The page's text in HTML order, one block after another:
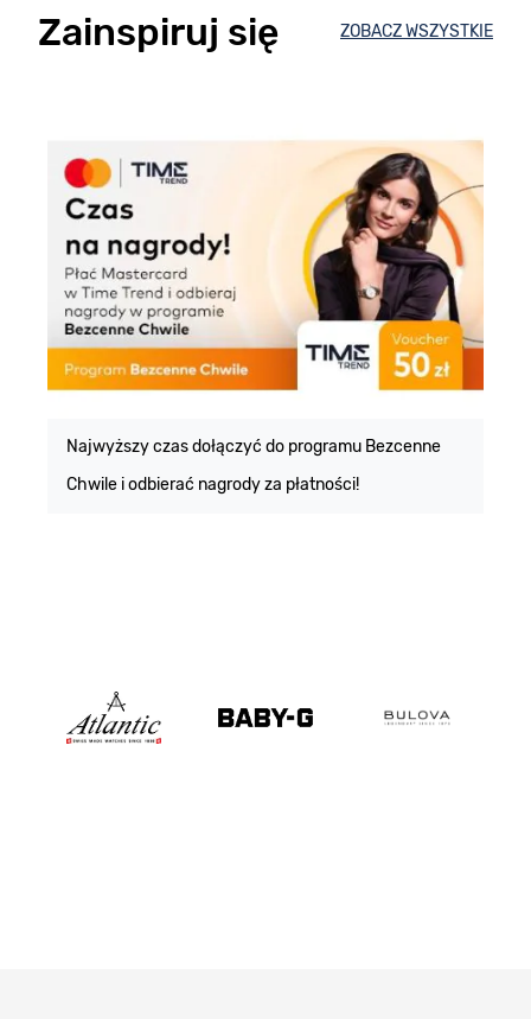
Zainspiruj się ZOBACZ WSZYSTKIE
Najwyższy czas dołączyć do programu Bezcenne
Chwile i odbierać nagrody za płatności!